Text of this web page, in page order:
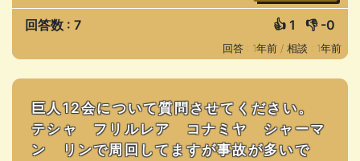
回答数 : 7 👍 1 👎 -0
回答 : 1年前 / 相談 : 1年前
巨人12会について質問させてください。
テシャ フリルレア コナミヤ シャーマ
ン リンで周回してますが事故が多いで